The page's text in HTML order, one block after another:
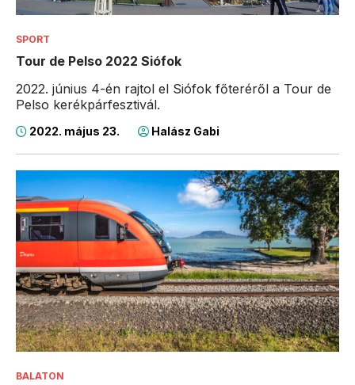
SPORT
Tour de Pelso 2022 Siófok
2022. június 4-én rajtol el Siófok főteréről a Tour de
Pelso kerékpárfesztivál.
2022. május 23. Halász Gabi
BALATON